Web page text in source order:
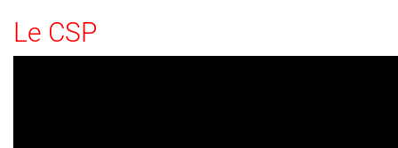
Le CSP